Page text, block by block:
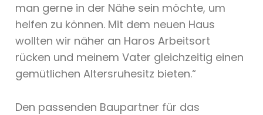
man gerne in der Nähe sein möchte, um
helfen zu können. Mit dem neuen Haus
wollten wir näher an Haros Arbeitsort
rücken und meinem Vater gleichzeitig einen
gemütlichen Altersruhesitz bieten.“
Den passenden Baupartner für das